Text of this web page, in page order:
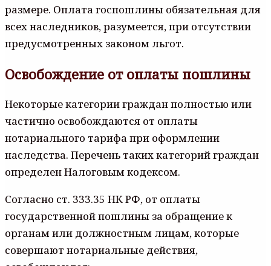
размере. Оплата госпошлины обязательная для
всех наследников, разумеется, при отсутствии
предусмотренных законом льгот.
Освобождение от оплаты пошлины
Некоторые категории граждан полностью или
частично освобождаются от оплаты
нотариального тарифа при оформлении
наследства. Перечень таких категорий граждан
определен Налоговым кодексом.
Согласно ст. 333.35 НК РФ, от оплаты
государственной пошлины за обращение к
органам или должностным лицам, которые
совершают нотариальные действия,